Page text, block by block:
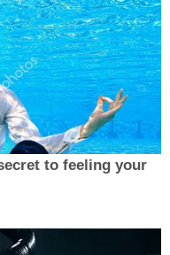
to feeling your